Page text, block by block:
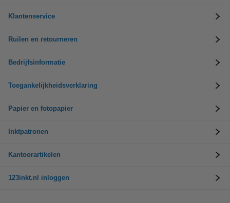
Klantenservice
Ruilen en retourneren
Bedrijfsinformatie
Toegankelijkheidsverklaring
Papier en fotopapier
Inktpatronen
Kantoorartikelen
123inkt.nl inloggen